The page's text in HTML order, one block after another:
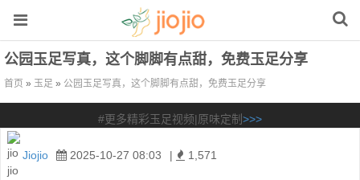
公园玉足写真，这个脚脚有点甜，免费玉足分享
首页 » 玉足 » 公园玉足写真，这个脚脚有点甜，免费玉足分享
#更多精彩玉足视频|原味定制>>>
Jiojio 2025-10-27 08:03 | 1,571